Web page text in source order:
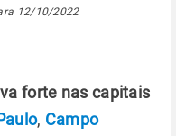
12/10/2022
forte nas capitais
, Campo